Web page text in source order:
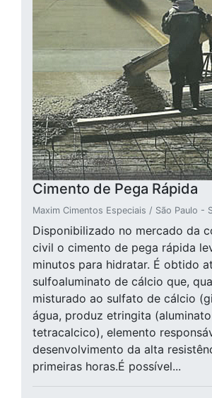
Cimento de Pega Rápida
Maxim Cimentos Especiais / São Paulo -
Disponibilizado no mercado da
civil o cimento de pega rápida
minutos para hidratar. É obtido
sulfoaluminato de cálcio que,
misturado ao sulfato de cálcio
água, produz etringita (aluminato
tetracalcico), elemento
desenvolvimento da alta
primeiras horas.É possível...